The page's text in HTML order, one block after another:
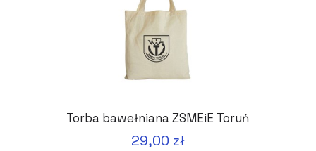
Torba bawełniana ZSMEiE Toruń
29,00 zł